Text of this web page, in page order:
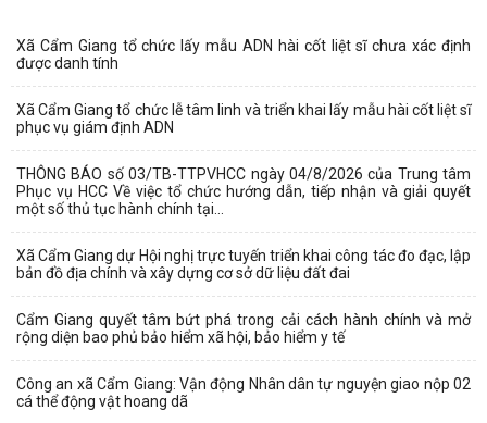
Xã Cẩm Giang tổ chức lấy mẫu ADN hài cốt liệt sĩ chưa xác định
được danh tính
Xã Cẩm Giang tổ chức lễ tâm linh và triển khai lấy mẫu hài cốt liệt sĩ
phục vụ giám định ADN
THÔNG BÁO số 03/TB-TTPVHCC ngày 04/8/2026 của Trung tâm
Phục vụ HCC Về việc tổ chức hướng dẫn, tiếp nhận và giải quyết
một số thủ tục hành chính tại...
Xã Cẩm Giang dự Hội nghị trực tuyến triển khai công tác đo đạc, lập
bản đồ địa chính và xây dựng cơ sở dữ liệu đất đai
Cẩm Giang quyết tâm bứt phá trong cải cách hành chính và mở
rộng diện bao phủ bảo hiểm xã hội, bảo hiểm y tế
Công an xã Cẩm Giang: Vận động Nhân dân tự nguyện giao nộp 02
cá thể động vật hoang dã